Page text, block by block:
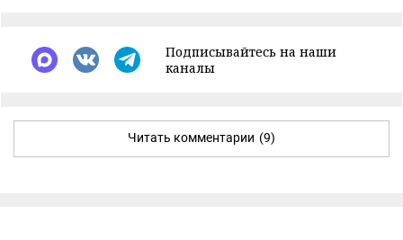
Подписывайтесь на наши
каналы
Читать комментарии (9)